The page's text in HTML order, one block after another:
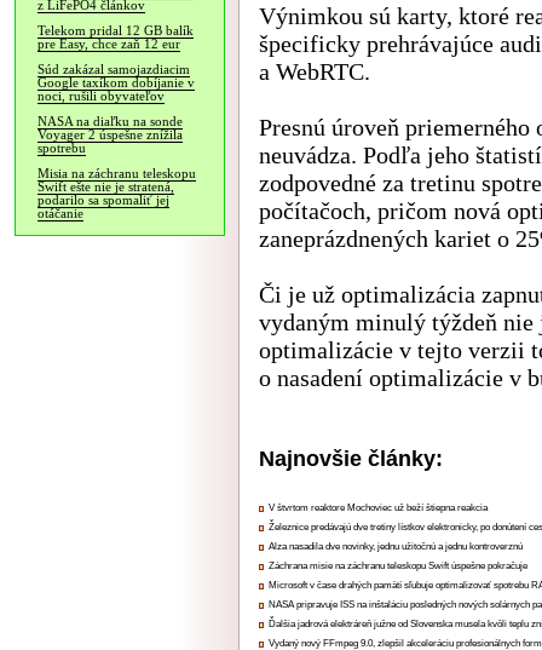
z LiFePO4 článkov
Telekom pridal 12 GB balík
pre Easy, chce zaň 12 eur
Súd zakázal samojazdiacim
Google taxíkom dobíjanie v
noci, rušili obyvateľov
NASA na diaľku na sonde
Voyager 2 úspešne znížila
spotrebu
Misia na záchranu teleskopu
Swift ešte nie je stratená,
podarilo sa spomaliť jej
otáčanie
Výnimkou sú karty, ktoré
špecificky prehrávajúce
a WebRTC.
Presnú úroveň priemerného
neuvádza. Podľa jeho
zodpovedné za tretinu
počítačoch, pričom nová
zaneprázdnených kariet o
Či je už optimalizácia
vydaným minulý týždeň
optimalizácie v tejto verzii
o nasadení optimalizácie v
Najnovšie články:
V štvrtom reaktore Mochoviec už beží štiepna reakcia
Železnice predávajú dve tretiny lístkov elektronicky, po donútení
Alza nasadila dve novinky, jednu užitočnú a jednu kontroverznú
Záchrana misie na záchranu teleskopu Swift úspešne pokračuje
Microsoft v čase drahých pamätí sľubuje optimalizovať spotrebu
NASA pripravuje ISS na inštaláciu posledných nových solárnych
Ďalšia jadrová elektráreň južne od Slovenska musela kvôli teplu
Vydaný nový FFmpeg 9.0, zlepšil akceleráciu profesionálnych